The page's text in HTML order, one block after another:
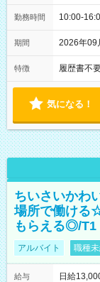
勤務時間 10:00-
期間 2026年
特徴 履歴書不
気になる！
ちいさいかわ
場所で働ける
もらえる◎/T1
アルバイト 職種
給与
日給